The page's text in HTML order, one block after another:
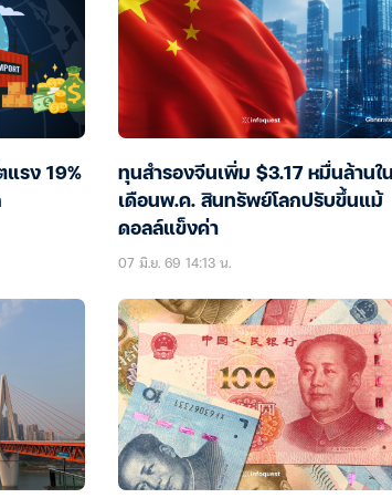
แรง 19%
ทุนสำรองจีนเพิ่ม $3.17 หมื่นล้านใน
เดือนพ.ค. สินทรัพย์โลกปรับขึ้นแม้
ดอลล์แข็งค่า
07 มิ.ย. 69 14:13 น.